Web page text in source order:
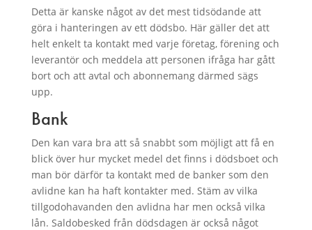
Detta är kanske något av det mest tidsödande att
göra i hanteringen av ett dödsbo. Här gäller det att
helt enkelt ta kontakt med varje företag, förening och
leverantör och meddela att personen ifråga har gått
bort och att avtal och abonnemang därmed sägs
upp.
Bank
Den kan vara bra att så snabbt som möjligt att få en
blick över hur mycket medel det finns i dödsboet och
man bör därför ta kontakt med de banker som den
avlidne kan ha haft kontakter med. Stäm av vilka
tillgodohavanden den avlidna har men också vilka
lån. Saldobesked från dödsdagen är också något